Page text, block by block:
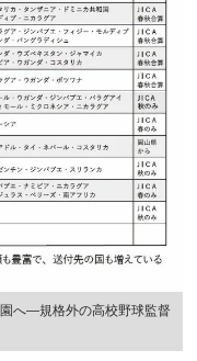
へ―規格外の高校野球監督